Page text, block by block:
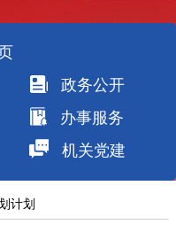
索
政务公开
办事服务
机关党建
计划